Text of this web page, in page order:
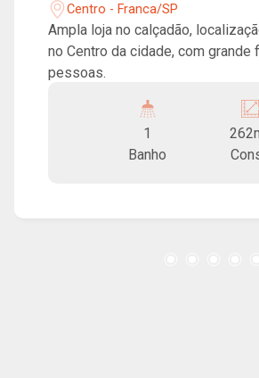
Centro - Franca/SP
Ampla loja no calçadão,
no Centro da cidade, com grande
pessoas.
1
Banho